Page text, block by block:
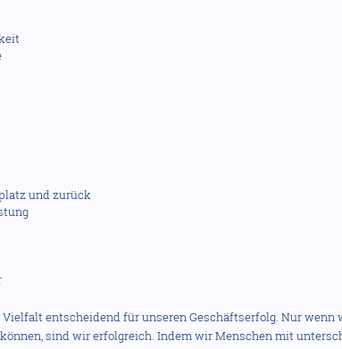
und zurück
entscheidend für unseren Geschäftserfolg. Nur wenn
sind wir erfolgreich. Indem wir Menschen mit